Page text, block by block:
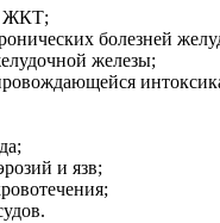
ЖКТ;
болезней
железы;
и язв;